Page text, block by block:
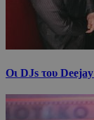
Οι DJs του